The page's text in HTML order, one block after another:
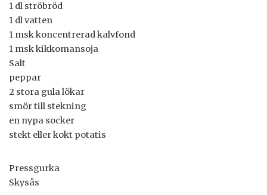
1 dl ströbröd
1 dl vatten
1 msk koncentrerad kalvfond
1 msk kikkomansoja
Salt
peppar
2 stora gula lökar
smör till stekning
en nypa socker
stekt eller kokt potatis
Pressgurka
Skysås